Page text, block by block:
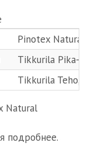
Pinotex Natural,
Tikkurila Pika-
Tikkurila Teho,
Natural
подробнее.